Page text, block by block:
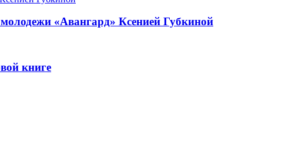
«Авангард» Ксенией Губкиной
книге